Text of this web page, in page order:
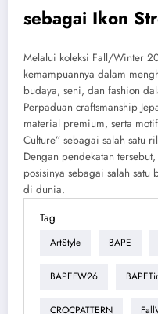
sebagai Ikon
Melalui koleksi Fall/Winter
kemampuannya dalam
budaya, seni, dan fashion
Perpaduan craftsmanship
material premium, serta
Culture” sebagai salah satu
Dengan pendekatan
posisinya sebagai salah
di dunia.
Tag
ArtStyle BAPE
BAPEFW26
CROCPATTERN